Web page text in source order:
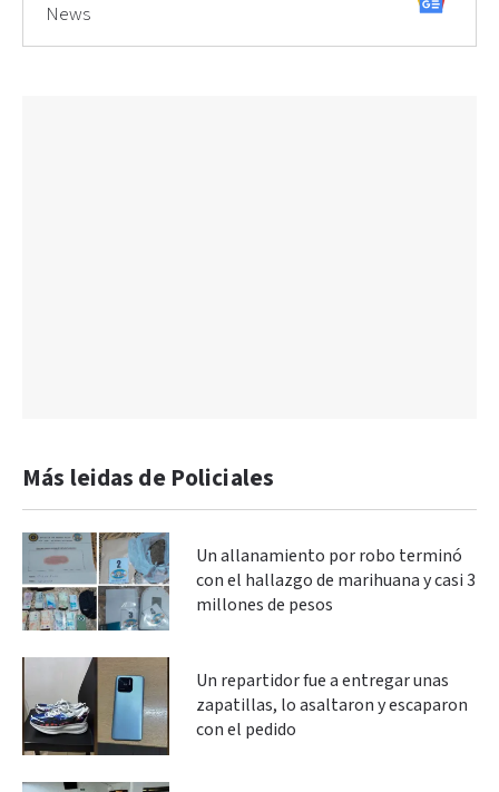
News
Más leidas de Policiales
Un allanamiento por robo terminó
con el hallazgo de marihuana y casi 3
millones de pesos
Un repartidor fue a entregar unas
zapatillas, lo asaltaron y escaparon
con el pedido